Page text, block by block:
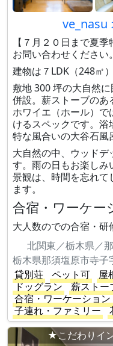
ve_nasu
【７月２０日まで夏
お問い合わせください
建物は７LDK（248㎡
敷地 300 坪の大自然
併設。薪ストーブのあ
ホワイエ（ホール）
けるスペックです。
特な風合いの大谷石風
大自然の中、ウッドデ
す。雨の日もお楽しみ
景観は、時間を忘れ
ます。
合宿・ワーケー
大人数のでの合宿・研
北関東／栃木県／
栃木県那須塩原市寺
貸別荘
ペット可 屋
ドッグラン
薪ストー
合宿・ワーケーション
子連れ・ファミリー
★こだわりイ